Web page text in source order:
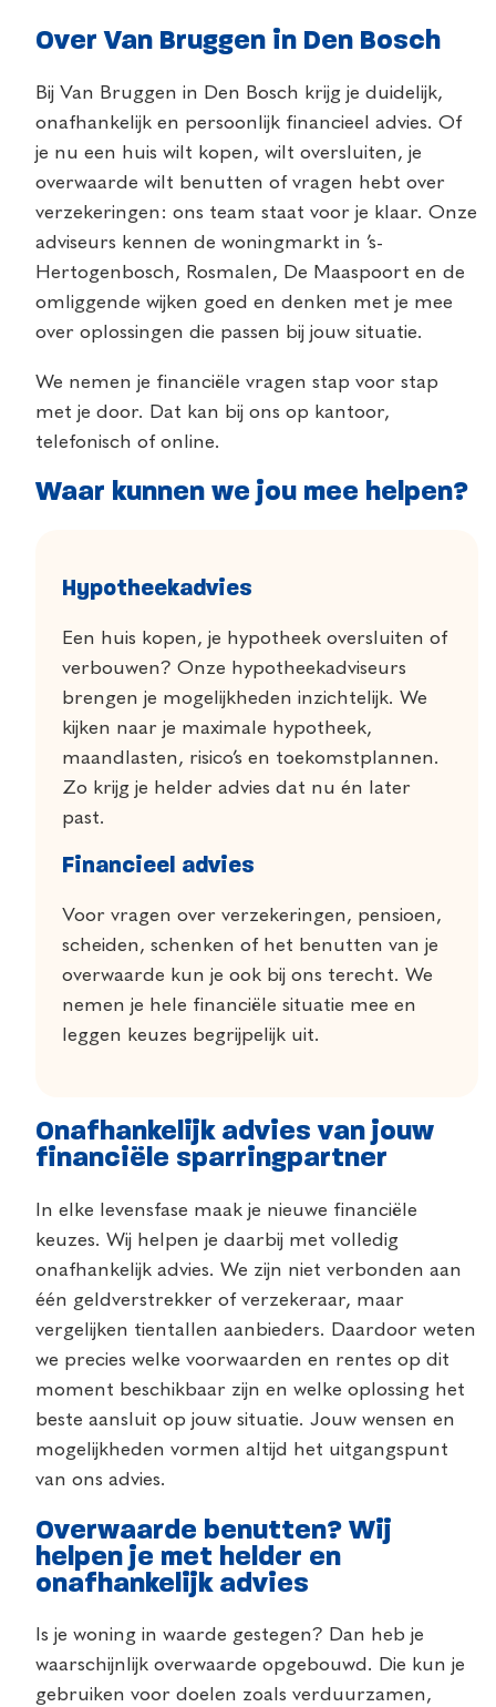
Over Van Bruggen in Den Bosch
Bij Van Bruggen in Den Bosch krijg je duidelijk,
onafhankelijk en persoonlijk financieel advies. Of
je nu een huis wilt kopen, wilt oversluiten, je
overwaarde wilt benutten of vragen hebt over
verzekeringen: ons team staat voor je klaar. Onze
adviseurs kennen de woningmarkt in ’s-
Hertogenbosch, Rosmalen, De Maaspoort en de
omliggende wijken goed en denken met je mee
over oplossingen die passen bij jouw situatie.
We nemen je financiële vragen stap voor stap
met je door. Dat kan bij ons op kantoor,
telefonisch of online.
Waar kunnen we jou mee helpen?
Hypotheekadvies
Een huis kopen, je hypotheek oversluiten of
verbouwen? Onze hypotheekadviseurs
brengen je mogelijkheden inzichtelijk. We
kijken naar je maximale hypotheek,
maandlasten, risico’s en toekomstplannen.
Zo krijg je helder advies dat nu én later
past.
Financieel advies
Voor vragen over verzekeringen, pensioen,
scheiden, schenken of het benutten van je
overwaarde kun je ook bij ons terecht. We
nemen je hele financiële situatie mee en
leggen keuzes begrijpelijk uit.
Onafhankelijk advies van jouw
financiële sparringpartner
In elke levensfase maak je nieuwe financiële
keuzes. Wij helpen je daarbij met volledig
onafhankelijk advies. We zijn niet verbonden aan
één geldverstrekker of verzekeraar, maar
vergelijken tientallen aanbieders. Daardoor weten
we precies welke voorwaarden en rentes op dit
moment beschikbaar zijn en welke oplossing het
beste aansluit op jouw situatie. Jouw wensen en
mogelijkheden vormen altijd het uitgangspunt
van ons advies.
Overwaarde benutten? Wij
helpen je met helder en
onafhankelijk advies
Is je woning in waarde gestegen? Dan heb je
waarschijnlijk overwaarde opgebouwd. Die kun je
gebruiken voor doelen zoals verduurzamen,